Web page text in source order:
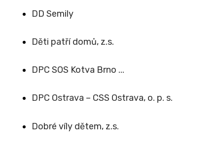
DD Semily
Děti patří domů, z.s.
DPC SOS Kotva Brno ...
DPC Ostrava – CSS Ostrava, o. p. s.
Dobré víly dětem, z.s.